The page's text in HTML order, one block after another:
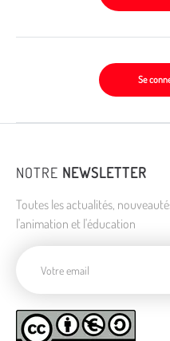
Se
NOTRE NEWSLETTER
Toutes les actualités,
l'animation et l'éducation